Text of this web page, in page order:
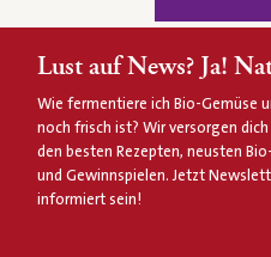
Lust auf News? Ja!
Wie fermentiere ich Bio-Gemüse
noch frisch ist? Wir versorgen
den besten Rezepten, neusten
und Gewinnspielen. Jetzt
informiert sein!